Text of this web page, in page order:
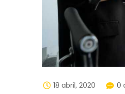
18 abril, 2020 0